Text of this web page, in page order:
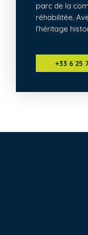
parc de la
réhabilitée.
l’héritage
+33 6 25